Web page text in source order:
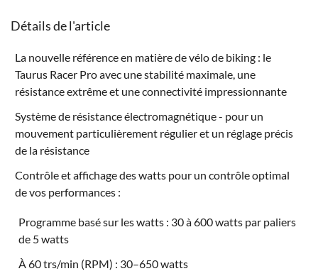
Détails de l'article
La nouvelle référence en matière de vélo de biking : le
Taurus Racer Pro avec une stabilité maximale, une
résistance extrême et une connectivité impressionnante
Système de résistance électromagnétique - pour un
mouvement particulièrement régulier et un réglage précis
de la résistance
Contrôle et affichage des watts pour un contrôle optimal
de vos performances :
Programme basé sur les watts : 30 à 600 watts par paliers
de 5 watts
À 60 trs/min (RPM) : 30–650 watts